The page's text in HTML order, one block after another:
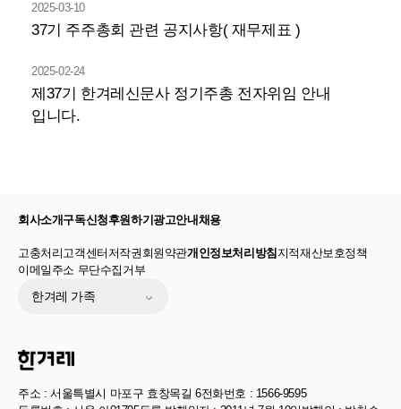
2025-03-10
37기 주주총회 관련 공지사항( 재무제표 )
2025-02-24
제37기 한겨레신문사 정기주총 전자위임 안내
입니다.
회사소개구독신청후원하기 광고안내채용
고충처리고객센터 저작권 회원약관개인정보처리방침 지적재산보호정책
이메일주소 무단수집거부
한겨레 가족
주소 : 서울특별시 마포구 효창목길 6전화번호 : 1566-9595